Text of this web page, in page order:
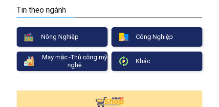
Tin theo ngành
Nông Nghiệp Công Nghiệp
May mặc -Thủ công mỹ
nghệ
Khác